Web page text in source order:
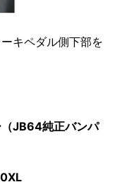
キペダル側下部を
JB64純正バンパ